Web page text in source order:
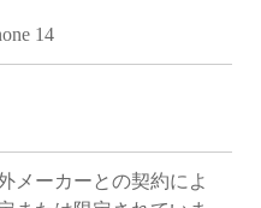
14
メーカーとの契約によ